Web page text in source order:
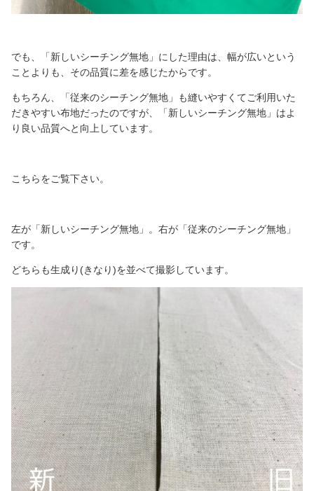
でも、「新しいシーチング無地」にした理由は、幅が広いという
ことよりも、その品質に差を感じたからです。
もちろん、「従来のシーチング無地」も縫いやすくてご利用いた
だきやすい布地だったのですが、「新しいシーチング無地」はよ
り良い品質へと向上しています。
こちらをご覧下さい。
左が「新しいシーチング無地」。右が「従来のシーチング無地」
です。
どちらも生成り(きなり)を並べて撮影しています。